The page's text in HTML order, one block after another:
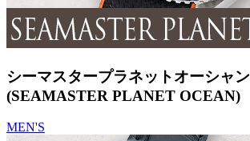
シーマスタープラネットオーシャン
(SEAMASTER PLANET OCEAN)
MEN'S